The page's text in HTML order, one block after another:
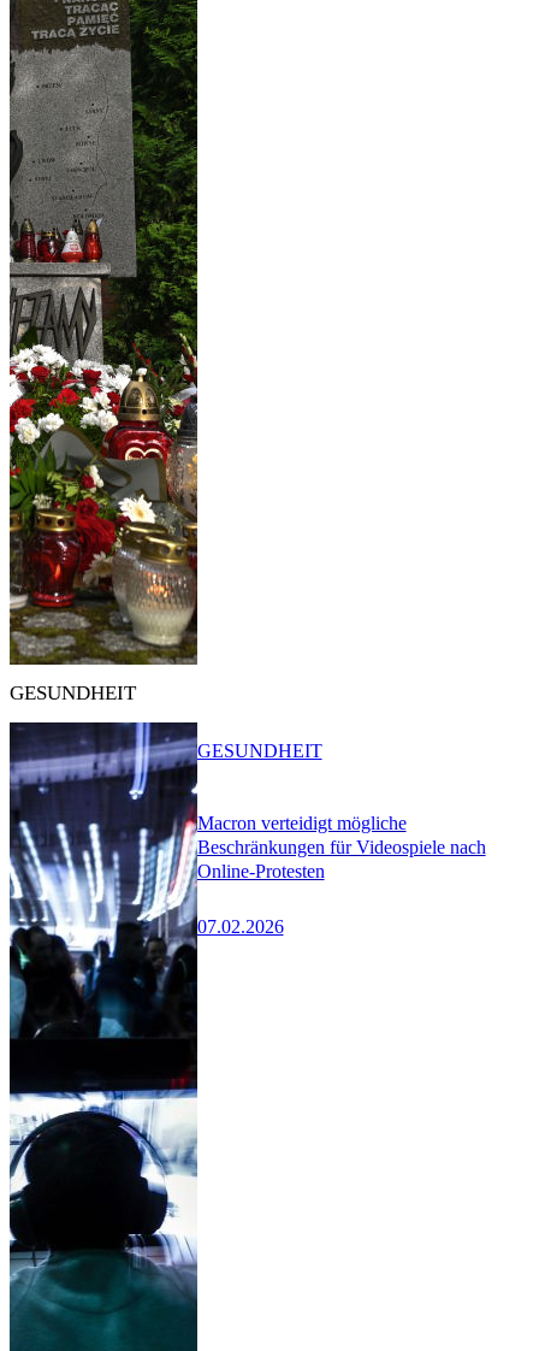
GESUNDHEIT
Macron verteidigt mögliche
Beschränkungen für Videospiele nach
Online-Protesten
07.02.2026
GESUNDHEIT